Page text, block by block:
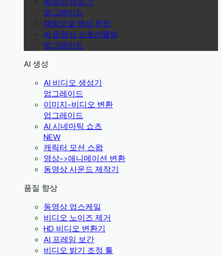
업그레이드
채팅으로 영상 편집
AI 동영상 스토리텔링
업그레이드
AI 생성
AI 비디오 생성기
업그레이드
이미지-비디오 변환
업그레이드
AI 시네마틱 쇼츠
NEW
캐릭터 모션 스왑
영상->애니메이션 변환
동영상 사운드 제작기
품질 향상
동영상 업스케일
비디오 노이즈 제거
HD 비디오 변환기
AI 프레임 보간
비디오 밝기 조정 툴